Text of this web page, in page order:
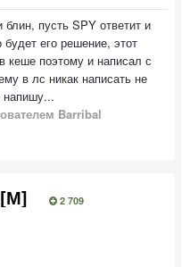
пусть SPY ответит и
будет его решение, этот
кеше поэтому и написал с
в лс никак написать не
напишу...
Barribal
2 709